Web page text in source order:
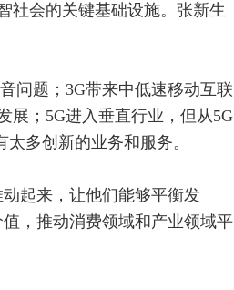
社会的关键基础设施。张新生
问题； 3G带来中低速移动互联
展； 5G进入垂直行业，但从5G
多创新的业务和服务。
起来，让他们能够平衡发
，推动消费领域和产业领域平